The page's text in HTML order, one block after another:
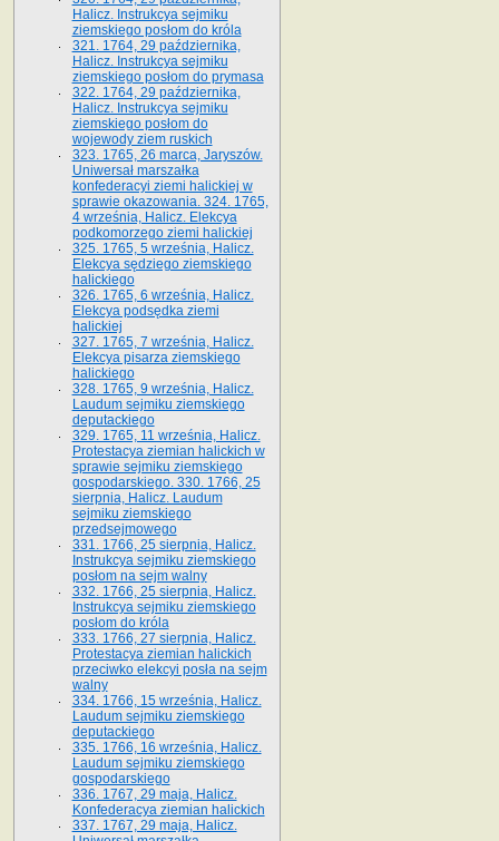
Halicz. Instrukcya sejmiku
ziemskiego posłom do króla
321. 1764, 29 października,
Halicz. Instrukcya sejmiku
ziemskiego posłom do prymasa
322. 1764, 29 października,
Halicz. Instrukcya sejmiku
ziemskiego posłom do
wojewody ziem ruskich
323. 1765, 26 marca, Jaryszów.
Uniwersał marszałka
konfederacyi ziemi halickiej w
sprawie okazowania. 324. 1765,
4 września, Halicz. Elekcya
podkomorzego ziemi halickiej
325. 1765, 5 września, Halicz.
Elekcya sędziego ziemskiego
halickiego
326. 1765, 6 września, Halicz.
Elekcya podsędka ziemi
halickiej
327. 1765, 7 września, Halicz.
Elekcya pisarza ziemskiego
halickiego
328. 1765, 9 września, Halicz.
Laudum sejmiku ziemskiego
deputackiego
329. 1765, 11 września, Halicz.
Protestacya ziemian halickich w
sprawie sejmiku ziemskiego
gospodarskiego. 330. 1766, 25
sierpnia, Halicz. Laudum
sejmiku ziemskiego
przedsejmowego
331. 1766, 25 sierpnia, Halicz.
Instrukcya sejmiku ziemskiego
posłom na sejm walny
332. 1766, 25 sierpnia, Halicz.
Instrukcya sejmiku ziemskiego
posłom do króla
333. 1766, 27 sierpnia, Halicz.
Protestacya ziemian halickich
przeciwko elekcyi posła na sejm
walny
334. 1766, 15 września, Halicz.
Laudum sejmiku ziemskiego
deputackiego
335. 1766, 16 września, Halicz.
Laudum sejmiku ziemskiego
gospodarskiego
336. 1767, 29 maja, Halicz.
Konfederacya ziemian halickich
337. 1767, 29 maja, Halicz.